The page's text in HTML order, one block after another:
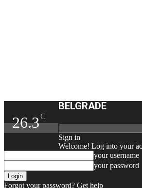
26.3C
BELGRADE
Sign in
Welcome! Log into your
your username
your password
Forgot your password? Get help